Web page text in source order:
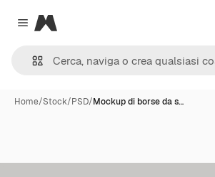
Close menu
Magnific
Home/Stock/PSD/Mockup di borse da s…